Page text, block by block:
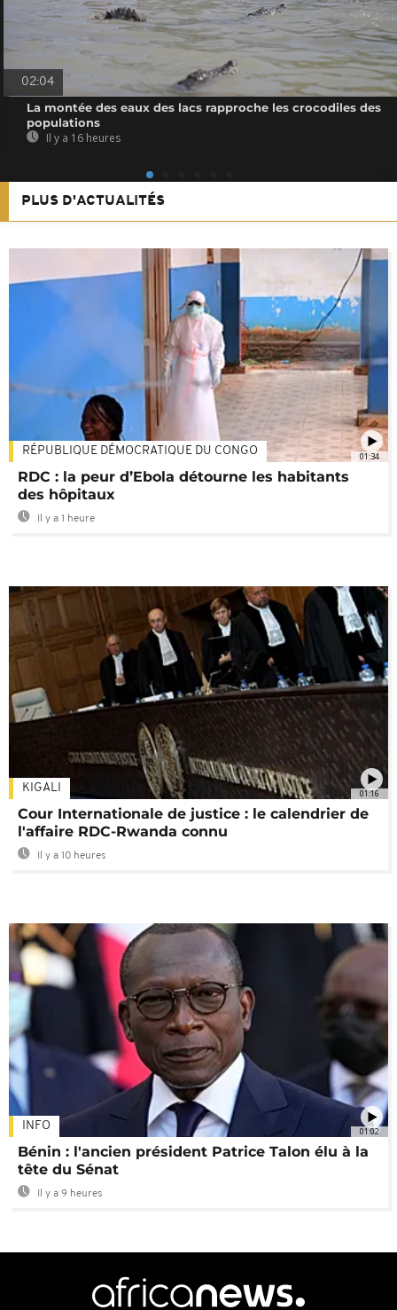
02:04
La montée des eaux des lacs rapproche les crocodiles des
populations
Il y a 16 heures
PLUS D'ACTUALITÉS
01:34
RÉPUBLIQUE DÉMOCRATIQUE DU CONGO
RDC : la peur d’Ebola détourne les habitants
des hôpitaux
Il y a 1 heure
01:16
KIGALI
Cour Internationale de justice : le calendrier de
l'affaire RDC-Rwanda connu
Il y a 10 heures
01:02
INFO
Bénin : l'ancien président Patrice Talon élu à la
tête du Sénat
Il y a 9 heures